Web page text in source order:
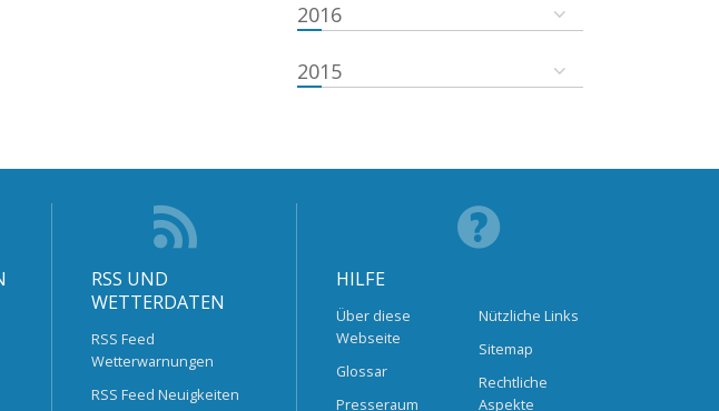
2016
2015
RSS UND
WETTERDATEN
RSS Feed
Wetterwarnungen
RSS Feed Neuigkeiten
HILFE
Über diese
Webseite
Glossar
Presseraum
Nützliche Links
Sitemap
Rechtliche
Aspekte